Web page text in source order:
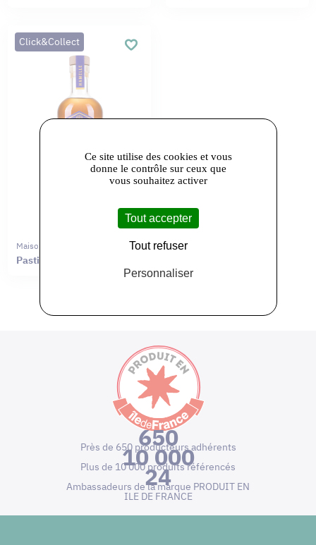
Click&Collect
Maison Hamelle
Pastis Parisien
650
Près de 650 producteurs adhérents
10 000
Plus de 10 000 produits référencés
24
Ambassadeurs de la marque PRODUIT EN
ILE DE FRANCE
Ce site utilise des cookies et vous
donne le contrôle sur ceux que
vous souhaitez activer
Tout accepter
Tout refuser
Personnaliser